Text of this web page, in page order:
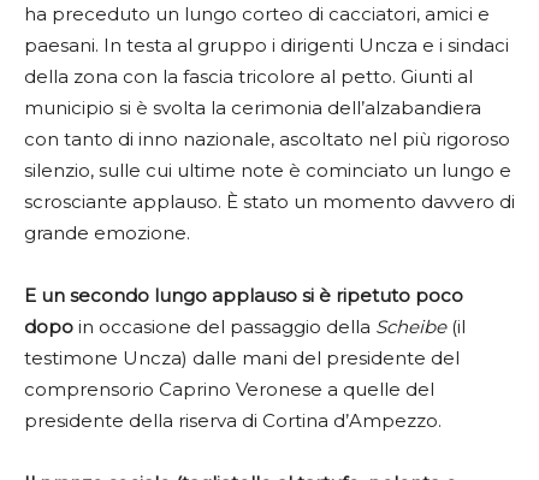
ha preceduto un lungo corteo di cacciatori, amici e
paesani. In testa al gruppo i dirigenti Uncza e i sindaci
della zona con la fascia tricolore al petto. Giunti al
municipio si è svolta la cerimonia dell’alzabandiera
con tanto di inno nazionale, ascoltato nel più rigoroso
silenzio, sulle cui ultime note è cominciato un lungo e
scrosciante applauso. È stato un momento davvero di
grande emozione.
E un secondo lungo applauso si è ripetuto poco
dopo in occasione del passaggio della Scheibe(il
testimone Uncza) dalle mani del presidente del
comprensorio Caprino Veronese a quelle del
presidente della riserva di Cortina d’Ampezzo.